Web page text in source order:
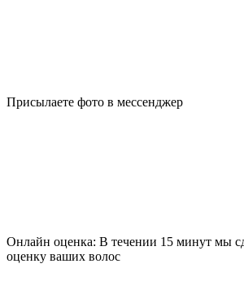
Присылаете фото в мессенджер
Онлайн оценка: В течении 15 минут мы
оценку ваших волос